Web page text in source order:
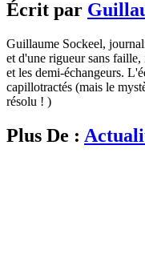
Écrit par
Guillaume Sockeel,
et d'une rigueur sans
et les demi-échangeurs.
capillotractés (mais le
résolu ! )
Plus De :